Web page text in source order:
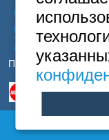
Согласие на
Политика
Договор оферты
Принимаем к оплате